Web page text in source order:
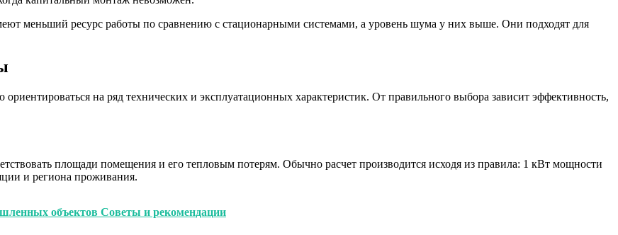
меньший ресурс работы по сравнению с стационарными системами, а уровень шума у них выше. Они подходят для
на ряд технических и эксплуатационных характеристик. От правильного выбора зависит эффективность,
площади помещения и его тепловым потерям. Обычно расчет производится исходя из правила: 1 кВт мощности
и региона проживания.
объектов Советы и рекомендации